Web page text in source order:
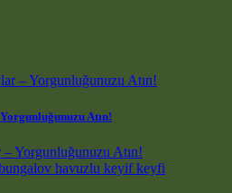
Atın!
Yorgunluğunuzu Atın!
havuzlu keyif keyfi